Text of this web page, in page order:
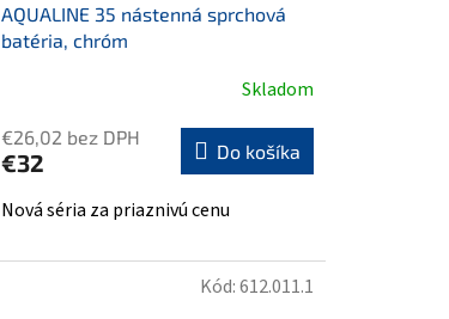
AQUALINE 35 nástenná sprchová
batéria, chróm
Skladom
€26,02 bez DPH
€32 Do košíka
Nová séria za priaznivú cenu
Kód:612.011.1